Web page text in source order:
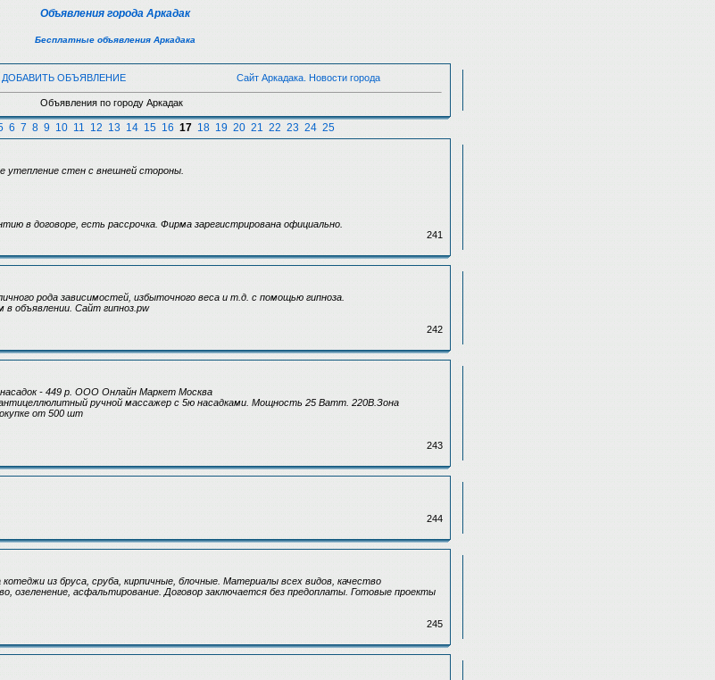
Объявления города Аркадак
Бесплатные объявления Аркадака
ДОБАВИТЬ ОБЪЯВЛЕНИЕ Сайт Аркадака. Новости города
Объявления по городу Аркадак
6 7 8 9 10 11 12 13 14 15 16 17 18 19 20 21 22 23 24 25
утепление стен с внешней стороны.
в договоре, есть рассрочка. Фирма зарегистрирована официально.
241
рода зависимостей, избыточного веса и т.д. с помощью гипноза.
объявлении. Сайт гипноз.pw
242
- 449 р. ООО Онлайн Маркет Москва
ручной массажер с 5ю насадками. Мощность 25 Ватт. 220В.Зона
от 500 шт
243
244
из бруса, сруба, кирпичные, блочные. Материалы всех видов, качество
озеленение, асфальтирование. Договор заключается без предоплаты. Готовые проекты
245